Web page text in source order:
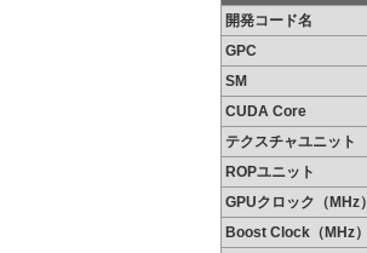
開発コード名
GPC
SM
CUDA Core
テクスチャユニット
ROPユニット
GPUクロック（MHz）
Boost Clock（MHz）